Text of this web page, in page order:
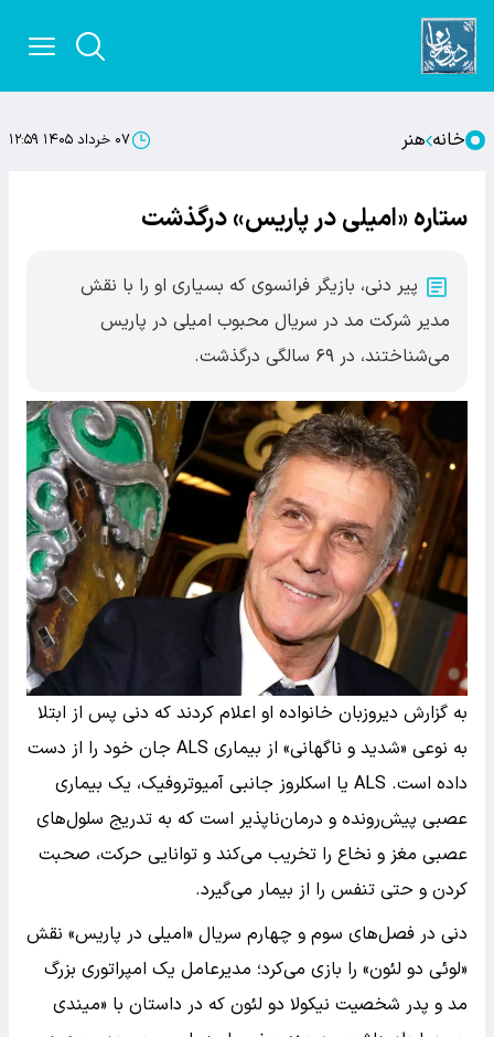
خانه هنر ۰۷ خرداد ۱۴۰۵ ۱۲:۵۹
ستاره «امیلی در پاریس» درگذشت
پیر دنی، بازیگر فرانسوی که بسیاری او را با نقش
مدیر شرکت مد در سریال محبوب امیلی در پاریس
می‌شناختند، در ۶۹ سالگی درگذشت.
به گزارش دیروزبان خانواده او اعلام کردند که دنی پس از ابتلا
به نوعی «شدید و ناگهانی» از بیماری ALS جان خود را از دست
داده است. ALS یا اسکلروز جانبی آمیوتروفیک، یک بیماری
عصبی پیش‌رونده و درمان‌ناپذیر است که به تدریج سلول‌های
عصبی مغز و نخاع را تخریب می‌کند و توانایی حرکت، صحبت
کردن و حتی تنفس را از بیمار می‌گیرد.
دنی در فصل‌های سوم و چهارم سریال «امیلی در پاریس» نقش
«لوئی دو لئون» را بازی می‌کرد؛ مدیرعامل یک امپراتوری بزرگ
مد و پدر شخصیت نیکولا دو لئون که در داستان با «میندی